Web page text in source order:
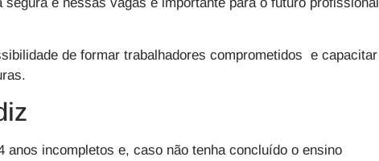
de formar trabalhadores comprometidos e capacitar
incompletos e, caso não tenha concluído o ensino